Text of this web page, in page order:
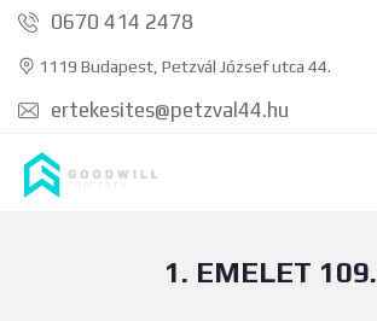
0670 414 2478
1119 Budapest, Petzvál József utca 44.
ertekesites@petzval44.hu
1. EMELET 109.